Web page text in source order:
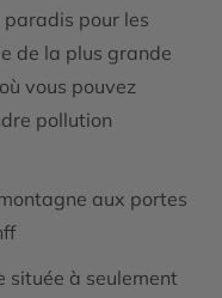
paradis pour les
de la plus grande
vous pouvez
pollution
aux portes
située à seulement